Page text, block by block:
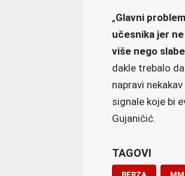
„Glavni
učesnika jer
više nego
dakle trebalo
napravi
signale koje bi
Gujaničić.
TAGOVI